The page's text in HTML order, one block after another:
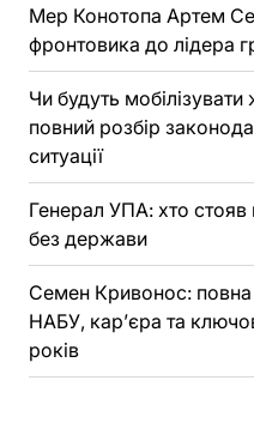
Мер Конотопа Артем
фронтовика до лідера
Чи будуть мобілізувати
повний розбір
ситуації
Генерал УПА: хто стояв
без держави
Семен Кривонос: повна
НАБУ, кар’єра та
років